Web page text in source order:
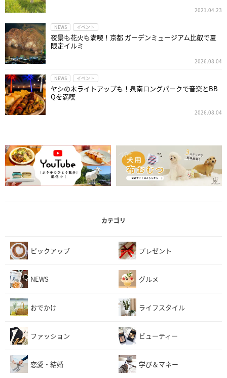
2021.04.23
NEWS イベント
夜景も花火も満喫！京都 ガーデンミュージアム比叡で夏
限定イルミ
2026.08.04
NEWS イベント
ヤシの木ライトアップも！泉南ロングパークで音楽とBB
Qを満喫
2026.08.04
カテゴリ
ピックアップ プレゼント
NEWS グルメ
おでかけ ライフスタイル
ファッション ビューティー
恋愛・結婚 学び＆マネー